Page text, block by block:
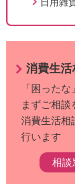
日用雑
消費生活
「困った
まずご相談
消費生活相
行います
相談